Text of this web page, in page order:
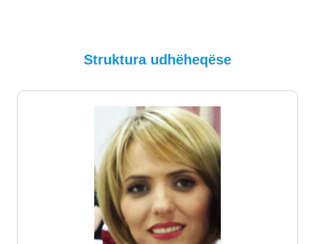
Struktura udhëheqëse